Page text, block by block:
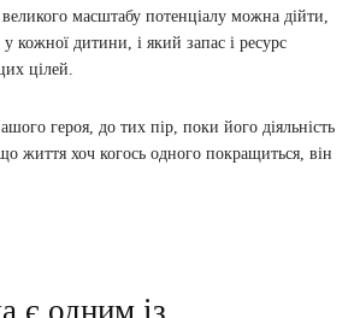
масштабу потенціалу можна дійти,
кожної дитини, і який запас і ресурс
цілей.
героя, до тих пір, поки його діяльність
життя хоч когось одного покращиться, він
є одним із